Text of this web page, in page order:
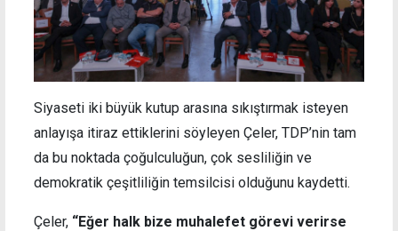
Siyaseti iki büyük kutup arasına sıkıştırmak isteyen
anlayışa itiraz ettiklerini söyleyen Çeler, TDP’nin tam
da bu noktada çoğulculuğun, çok sesliliğin ve
demokratik çeşitliliğin temsilcisi olduğunu kaydetti.
Çeler, “Eğer halk bize muhalefet görevi verirse